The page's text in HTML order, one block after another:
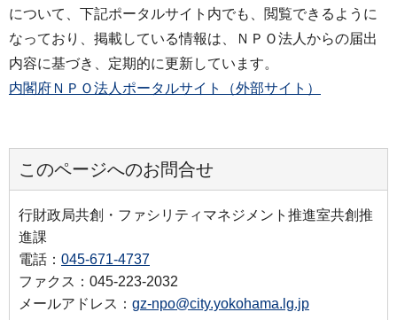
について、下記ポータルサイト内でも、閲覧できるように
なっており、掲載している情報は、ＮＰＯ法人からの届出
内容に基づき、定期的に更新しています。
内閣府ＮＰＯ法人ポータルサイト（外部サイト）
このページへのお問合せ
行財政局共創・ファシリティマネジメント推進室共創推
進課
電話： 045-671-4737
ファクス：045-223-2032
メールアドレス： gz-npo@city.yokohama.lg.jp